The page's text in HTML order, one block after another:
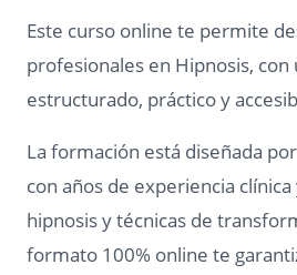
Este curso online te permite
profesionales en Hipnosis,
estructurado, práctico y
La formación está diseñada
con años de experiencia
hipnosis y técnicas de
formato 100% online te